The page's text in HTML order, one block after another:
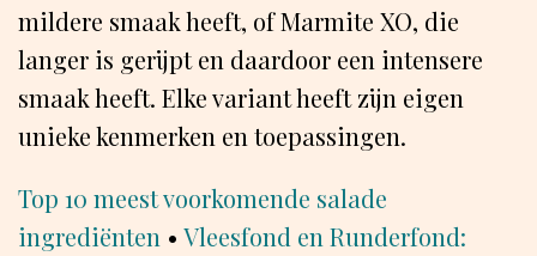
mildere smaak heeft, of Marmite XO, die
langer is gerijpt en daardoor een intensere
smaak heeft. Elke variant heeft zijn eigen
unieke kenmerken en toepassingen.
Top 10 meest voorkomende salade
ingrediënten • Vleesfond en Runderfond: